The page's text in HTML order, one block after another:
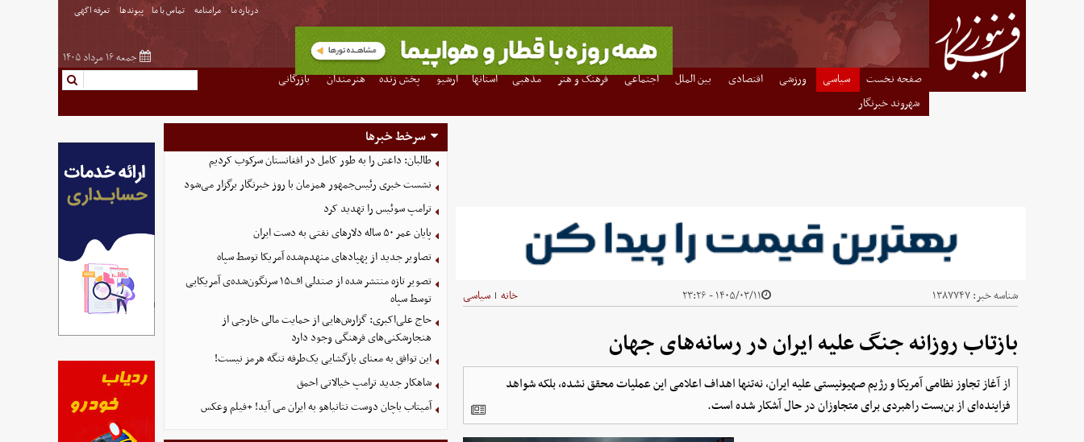
درباره ما مرامنامه تماس با ما پیوندها تعرفه اگهی
جمعه ۱۶ مرداد ۱۴۰۵
صفحه نخست سیاسی ورزشی اقتصادی بین الملل اجتماعی فرهنگ و هنر مذهبی استانها آرشیو پخش زنده هنرمندان
بازرگانی
شهروند خبرنگار
شناسه خبر:۱۳۸۷۷۴۷ ۱۴۰۵/۰۳/۱۱ - ۲۳:۲۶ خانه | سیاسی
بازتاب روزانه جنگ علیه ایران در رسانه‌های جهان
از آغاز تجاوز نظامی آمریکا و رژیم صهیونیستی علیه ایران، نه‌تنها اهداف اعلامی این عملیات محقق نشده، بلکه شواهد
فزاینده‌ای از بن‌بست راهبردی برای متجاوزان در حال آشکار شده است.
سرخط خبرها
طالبان: داعش را به طور کامل در افغانستان سرکوب کردیم
نشست خبری رئیس‌جمهور همزمان با روز خبرنگار برگزار می‌شود
ترامپ سوئیس را تهدید کرد
پایان عمر ۵۰ ساله دلارهای نفتی به دست ایران
تصاویر جدید از پهپادهای منهدم‌شده آمریکا توسط سپاه
تصویر تازه منتشر شده از صندلی اف۱۵ سرنگون‌شده‌ی آمریکایی
توسط سپاه
حاج علی‌اکبری: گزارش‌هایی از حمایت مالی خارجی از
هنجارشکنی‌های فرهنگی وجود دارد
این توافق به معنای بازگشایی یک‌طرفه تنگه هرمز نیست!
شاهکار جدید ترامپ خیالاتی احمق
آمیتاب باچان دوست نتانیاهو به ایران می آید! +فیلم وعکس